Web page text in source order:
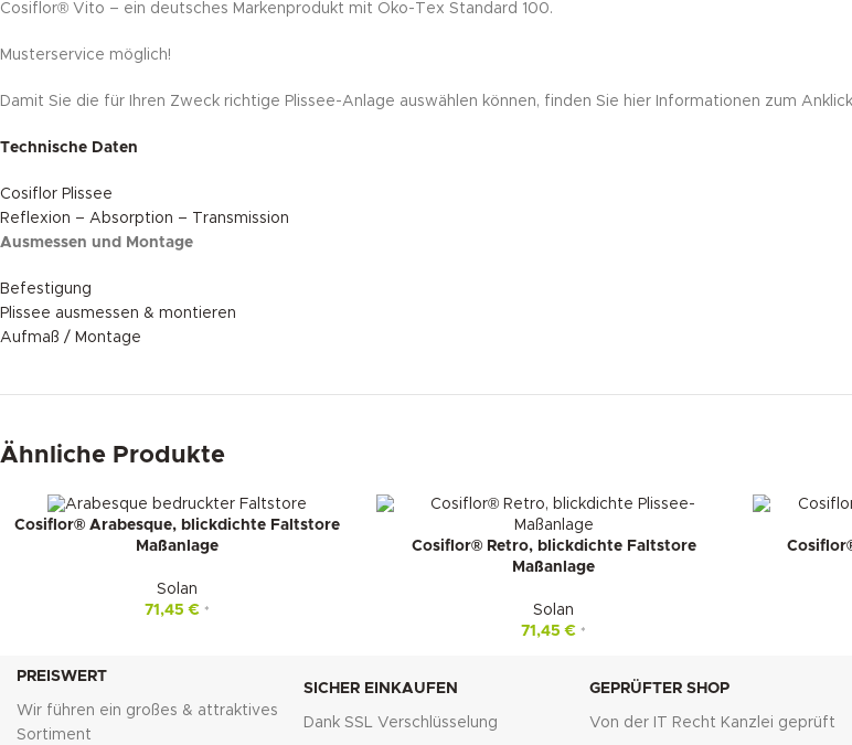
Cosiflor® Vito – ein deutsches Markenprodukt mit Öko-Tex Standard 100.
Musterservice möglich!
Damit Sie die für Ihren Zweck richtige Plissee-Anlage auswählen können, finden Sie hier Informationen zum
Technische Daten
Cosiflor Plissee
Reflexion – Absorption – Transmission
Ausmessen und Montage
Befestigung
Plissee ausmessen & montieren
Aufmaß / Montage
Ähnliche Produkte
Cosiflor® Arabesque, blickdichte Faltstore
Maßanlage
Solan
71,45€ *
Cosiflor® Retro, blickdichte Faltstore
Maßanlage
Solan
71,45€ *
PREISWERT
Wir führen ein großes & attraktives
Sortiment
SICHER EINKAUFEN
Dank SSL Verschlüsselung
GEPRÜFTER SHOP
Von der IT Recht Kanzlei geprüft